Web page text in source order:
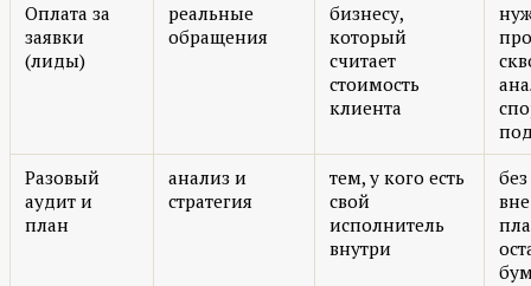
Оплата за
заявки
(лиды)
реальные
обращения
бизнесу,
который
считает
стоимость
клиента
Разовый
аудит и
план
анализ и
стратегия
тем, у кого есть
свой
исполнитель
внутри
без